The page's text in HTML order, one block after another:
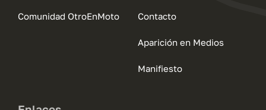
Comunidad OtroEnMoto Contacto
Aparición en Medios
Manifiesto